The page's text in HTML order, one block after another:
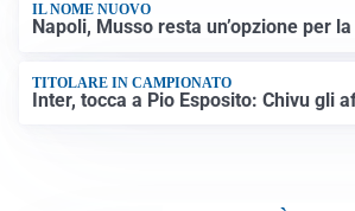
IL NOME NUOVO
Napoli, Musso resta un’opzione per
TITOLARE IN CAMPIONATO
Inter, tocca a Pio Esposito: Chivu gli